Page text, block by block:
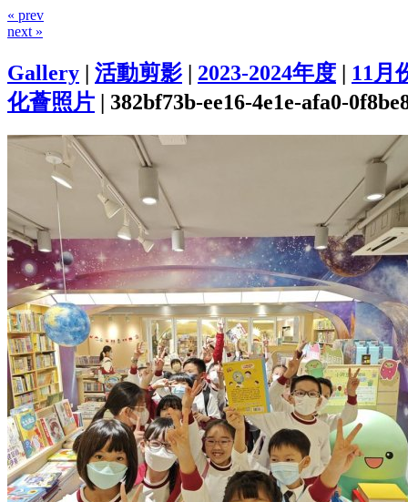
« prev
next »
Gallery | 活動剪影 | 2023-2024年度 | 11月
化薈照片 | 382bf73b-ee16-4e1e-afa0-